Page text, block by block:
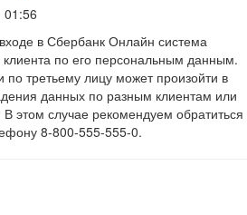
01:56
в Сбербанк Онлайн система
клиента по его персональным данным.
третьему лицу может произойти в
данных по разным клиентам или
этом случае рекомендуем обратиться
8-800-555-555-0.